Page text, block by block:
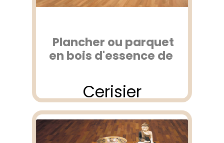
Plancher ou parquet
en bois d'essence de
Cerisier